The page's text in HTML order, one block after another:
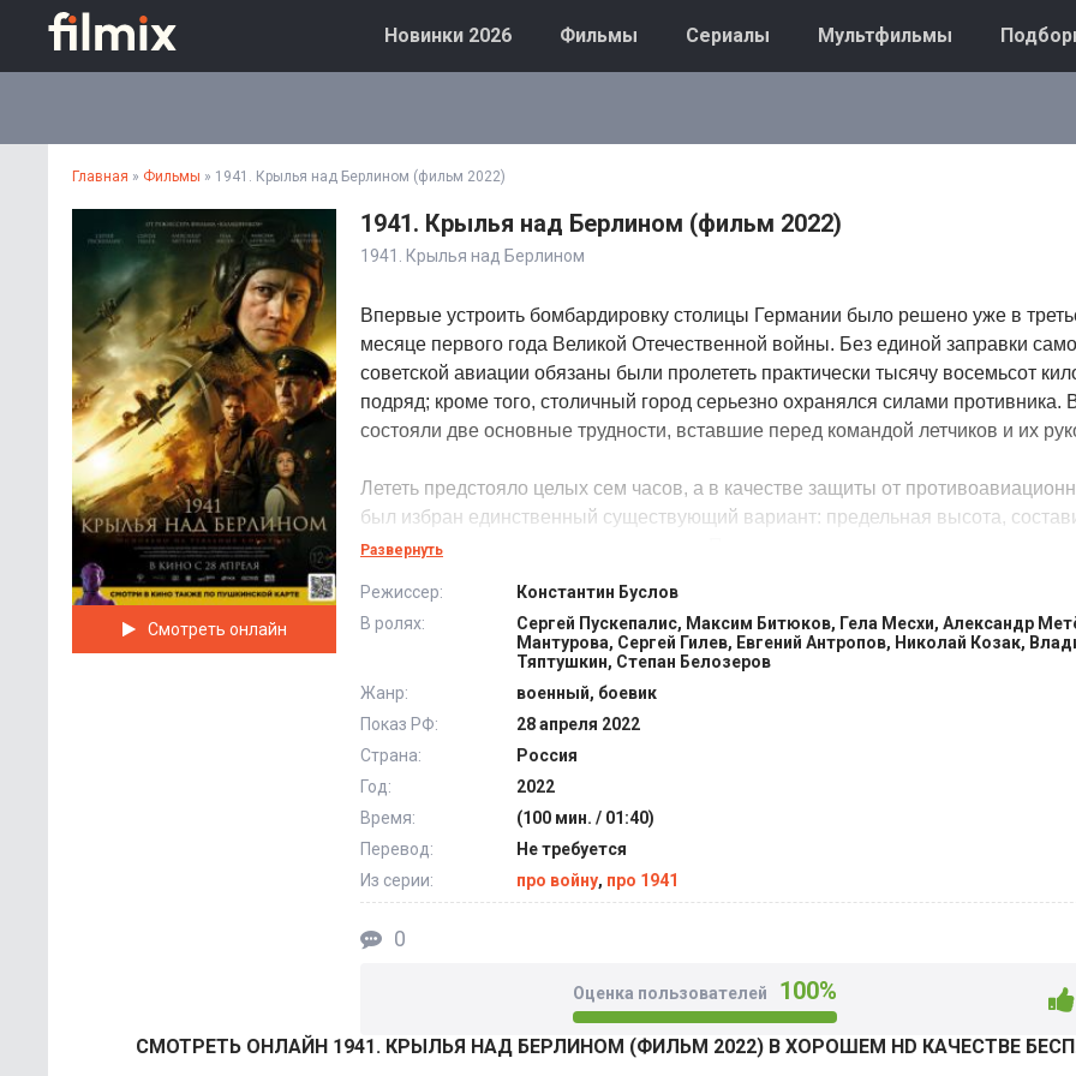
Новинки 2026 Фильмы Сериалы Мультфильмы
Главная » Фильмы » 1941. Крылья над Берлином (фильм 2022)
Смотреть онлайн
1941. Крылья над Берлином (фильм 2022)
1941. Крылья над Берлином
Впервые устроить бомбардировку столицы Германии было решено уже в
месяце первого года Великой Отечественной войны. Без единой заправки
советской авиации обязаны были пролететь практически тысячу восемьсот
подряд; кроме того, столичный город серьезно охранялся силами противника.
состояли две основные трудности, вставшие перед командой летчиков и их
Лететь предстояло целых сем часов, а в качестве защиты от
был избран единственный существующий вариант: предельная высота,
тысяч метров на поверхностью земли. Полтора десятка летательных аппаратов
Пятерка из них отправилась в саму столицу противника, а другие направили
Штеттин – городок неподалеку. В результате подвиг был совершен – задание
оказалось выполнено. @Filmix.fan
Развернуть
Режиссер:
Константин Буслов
В ролях:
Сергей Пускепалис, Максим Битюков, Гела Месхи, Александр
Мантурова, Сергей Гилев, Евгений Антропов, Николай Козак,
Тяптушкин, Степан Белозеров
Жанр:
военный, боевик
Показ РФ:
28 апреля 2022
Страна:
Россия
Год:
2022
Время:
(100 мин. / 01:40)
Перевод:
Не требуется
Из серии:
про войну, про 1941
0
Оценка пользователей 100%
СМОТРEТЬ ОНЛАЙН 1941. КРЫЛЬЯ НАД БЕРЛИНОМ (ФИЛЬМ 2022) В ХОРОШЕМ HD КАЧЕСТВЕ